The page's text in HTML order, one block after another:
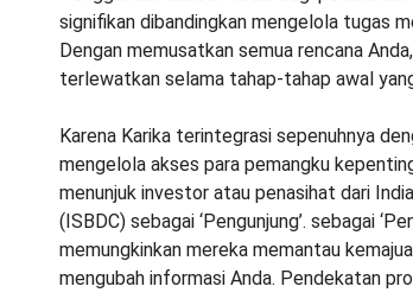
signifikan dibandingkan mengelola tugas
Dengan memusatkan semua rencana
terlewatkan selama tahap-tahap awal
Karena Karika terintegrasi sepenuhnya
mengelola akses para pemangku
menunjuk investor atau penasihat dari
(ISBDC) sebagai ‘Pengunjung’. sebagai
memungkinkan mereka memantau
mengubah informasi Anda. Pendekatan